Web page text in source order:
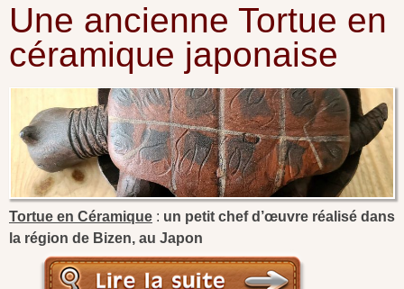
Une ancienne Tortue en
céramique japonaise
Tortue en Céramique : un petit chef d’œuvre réalisé dans
la région de Bizen, au Japon